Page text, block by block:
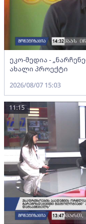
ეკო-მედია -
ახალი პროექტი
2026/08/07 15:03
11:15